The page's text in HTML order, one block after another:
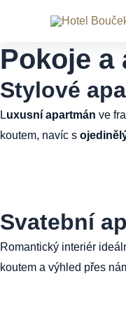
obsah
Pokoje a
Stylové
Luxusní apartmán ve
koutem, navíc s
Svatební
Romantický interiér
koutem a výhled přes